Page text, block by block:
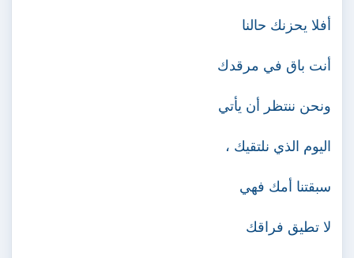
أفلا يحزنك حالنا
أنت باق في مرقدك
ونحن ننتظر أن يأتي
اليوم الذي نلتقيك ،
سبقتنا أمك فهي
لا تطيق فراقك